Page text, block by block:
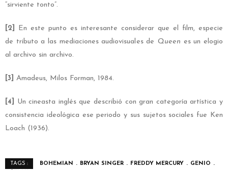
“sirviente tonto”.
[2]
En este punto es interesante considerar que el film, especie
de tributo a las mediaciones audiovisuales de Queen es un elogio
al archivo sin archivo.
[3] Amadeus, Milos Forman, 1984.
[4]
Un cineasta inglés que describió con gran categoría artística y
consistencia ideológica ese periodo y sus sujetos sociales fue Ken
Loach (1936).
TAGS : BOHEMIAN BRYAN SINGER FREDDY MERCURY
GENIO